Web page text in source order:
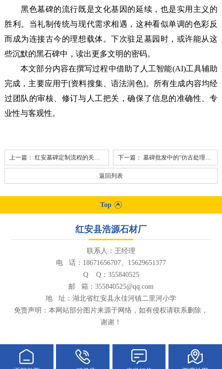
黑色墓碑的流行既是文化基因的延续，也是实用主义的
胜利。当礼制传统与现代需求相遇，这种看似单调的色彩反
而成为连接古今的理想载体。下次驻足墓园时，或许能从这
些沉默的黑石碑中，读出更多文明的密码。
本文部分内容在撰写过程中借助了人工智能(AI)工具辅助
完成，主要应用于[资料搜集、语法润色]。所有生成内容均经
过团队的审核、修订与人工把关，确保了信息的准确性、专
业性与客观性。
上一篇： 红安墓碑定制流程的关键一步：如何确认陵园对碑体尺寸与材质的具体限制？ 下一篇： 墓碑批发中的“仿古处理”：做旧工艺是为了更耐看还是更耐候？
返回列表
Top
红安县浩源石材厂
联系人：王经理
电 话：18671656707、15629651377
Q Q：355840525
邮 箱：355840525@qq.com
地 址：湖北省红安县永佳河镇二里河小学
免责声明：本网站部分图片来源于网络，如有侵权请联系删除，
谢谢！